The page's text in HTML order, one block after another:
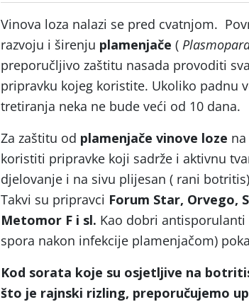
Vinova loza nalazi se pred cvatnjom.
razvoju i širenju plamenjače (
preporučljivo zaštitu nasada provoditi
pripravku kojeg koristite. Ukoliko padnu
tretiranja neka ne bude veći od 10 dana.
Za zaštitu od plamenjače vinove loze
koristiti pripravke koji sadrže i aktivnu
djelovanje i na sivu plijesan ( rani
Takvi su pripravci Forum Star, Orvego,
Metomor F i sl. Kao dobri
spora nakon infekcije plamenjačom)
Kod sorata koje su osjetljive na
što je rajnski rizling, preporučujemo